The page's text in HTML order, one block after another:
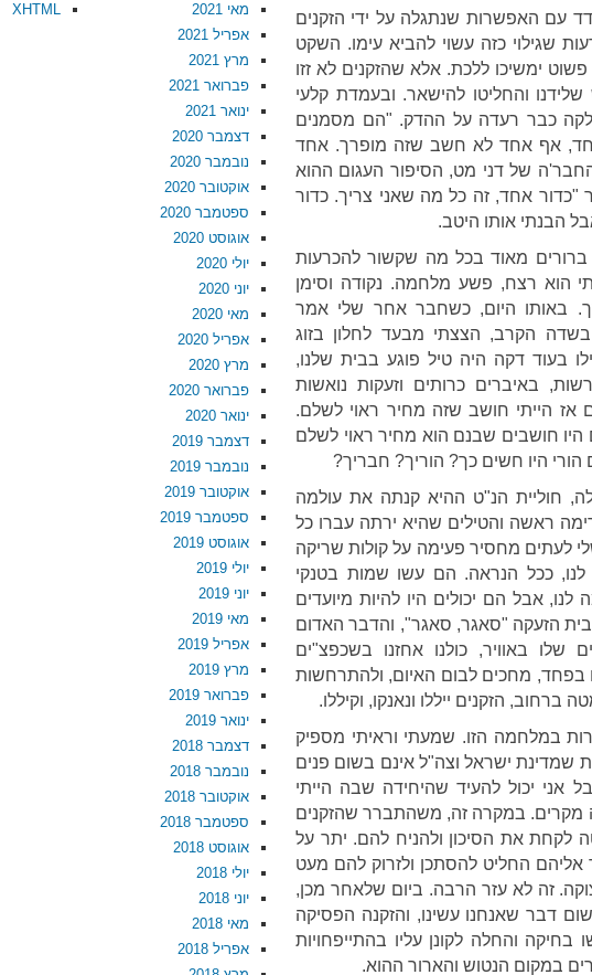
עם האפשרות שנתגלה על ידי הזקנים
שגילוי כזה עשוי להביא עימו. השקט
פשוט ימשיכו ללכת. אלא שהזקנים לא זזו
והחליטו להישאר. ובעמדת קלעי
כבר רעדה על ההדק. "הם מסמנים
אחד, אף אחד לא חשב שזה מופרך. אחד
של דני מט, הסיפור העגום ההוא
אחד, זה כל מה שאני צריך. כדור
הבנתי אותו היטב.
ברורים מאוד בכל מה שקשור להכרעות
הוא רצח, פשע מלחמה. נקודה וסימן
באותו היום, כשחבר אחר שלי אמר
הקרב, הצצתי מבעד לחלון בזוג
בעוד דקה היה טיל פוגע בבית שלנו,
באיברים כרותים וזעקות נואשות
אז הייתי חושב שזה מחיר ראוי לשלם.
חושבים שבנם הוא מחיר ראוי לשלם
היו חשים כך? הוריך? חבריך?
חוליית הנ"ט ההיא קנתה את עולמה
ראשה והטילים שהיא ירתה עברו כל
לעתים מחסיר פעימה על קולות שריקה
לנו, ככל הנראה. הם עשו שמות בטנקי
אבל הם יכולים היו להיות מיועדים
הזעקה "סאגר, סאגר", והדבר האדום
שלו באוויר, כולנו אחזנו בשכפצ"ים
בפחד, מחכים לבום האיום, ולהתרחשות
הזקנים ייללו ונאנקו, וקיללו.
במלחמה הזו. שמעתי וראיתי מספיק
שמדינת ישראל וצה"ל אינם בשום פנים
אני יכול להעיד שהיחידה שבה הייתי
מקרים. במקרה זה, משהתברר שהזקנים
לקחת את הסיכון ולהניח להם. יתר על
החליט להסתכן ולזרוק להם מעט
זה לא עזר הרבה. ביום שלאחר מכן,
דבר שאנחנו עשינו, והזקנה הפסיקה
והחלה לקונן עליו בהתייפחויות
במקום הנטוש והארור ההוא.
מאי 2021
אפריל 2021
מרץ 2021
פברואר 2021
ינואר 2021
דצמבר 2020
נובמבר 2020
אוקטובר 2020
ספטמבר 2020
אוגוסט 2020
יולי 2020
יוני 2020
מאי 2020
אפריל 2020
מרץ 2020
פברואר 2020
ינואר 2020
דצמבר 2019
נובמבר 2019
אוקטובר 2019
ספטמבר 2019
אוגוסט 2019
יולי 2019
יוני 2019
מאי 2019
אפריל 2019
מרץ 2019
פברואר 2019
ינואר 2019
דצמבר 2018
נובמבר 2018
אוקטובר 2018
ספטמבר 2018
אוגוסט 2018
יולי 2018
יוני 2018
מאי 2018
אפריל 2018
XHTML